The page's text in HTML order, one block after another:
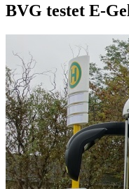
BVG testet E-